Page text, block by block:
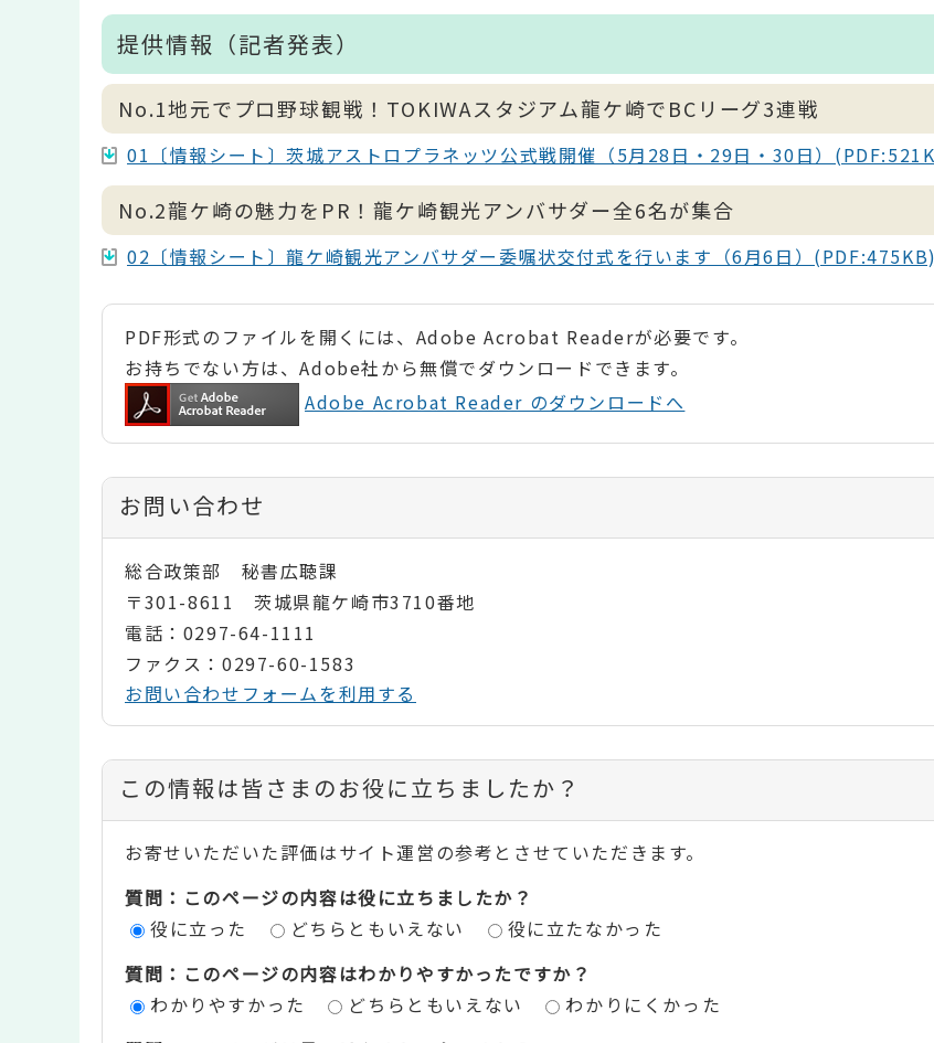
提供情報（記者発表）
No.1地元でプロ野球観戦！TOKIWAスタジアム龍ケ崎でBCリーグ3連戦
01〔情報シート〕茨城アストロプラネッツ公式戦開催（5月28日・29日・30日）
No.2龍ケ崎の魅力をPR！龍ケ崎観光アンバサダー全6名が集合
02〔情報シート〕龍ケ崎観光アンバサダー委嘱状交付式を行います（6月6日）(PDF:475KB)
PDF形式のファイルを開くには、Adobe Acrobat Readerが必要です。
お持ちでない方は、Adobe社から無償でダウンロードできます。
Adobe Acrobat Reader のダウンロードへ
お問い合わせ
総合政策部 秘書広聴課
〒301-8611 茨城県龍ケ崎市3710番地
電話：0297-64-1111
ファクス：0297-60-1583
お問い合わせフォームを利用する
コ
ン
テ
ン
評
この情報は皆さまのお役に立ちましたか？
お寄せいただいた評価はサイト運営の参考とさせていただきます。
質問：このページの内容は役に立ちましたか？
役に立った
どちらともいえない
役に立たなかった
質問：このページの内容はわかりやすかったですか？
わかりやすかった
どちらともいえない
わかりにくかった